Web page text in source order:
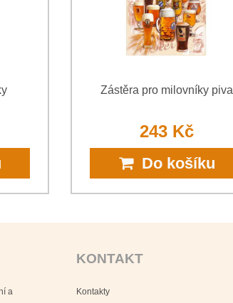
Zástěra pro milovníky piva
243 Kč
Do košíku
a
KONTAKT
Kontakty